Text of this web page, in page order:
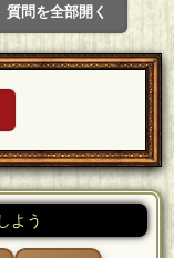
質問を全部開く
よう